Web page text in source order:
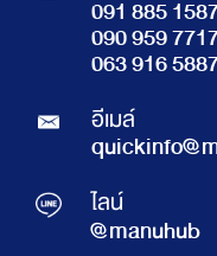
091 885
090 959
063 916
อีเมล์
ไลน์
@manuhub